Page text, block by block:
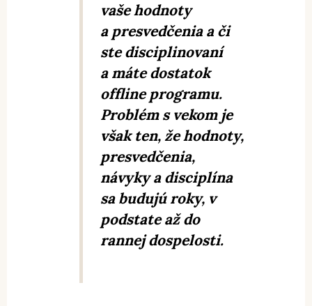
vaše hodnoty
a presvedčenia a či
ste disciplinovaní
a máte dostatok
offline programu.
Problém s vekom je
však ten, že hodnoty,
presvedčenia,
návyky a disciplína
sa budujú roky, v
podstate až do
rannej dospelosti.